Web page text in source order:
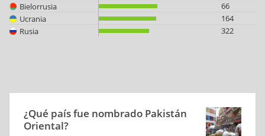
Bielorrusia
66
Ucrania
164
Rusia
322
¿Qué país fue nombrado Pakistán
Oriental?